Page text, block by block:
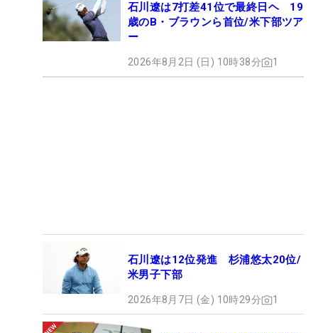
石川遼は7打差41位で最終日ヘ 19
歳のB・ブラウンら首位/米下部ツア
ー
2026年8月2日 (日) 10時38分 1
石川遼は12位発進 杉浦悠太20位/
米男子下部
2026年8月7日 (金) 10時29分 1